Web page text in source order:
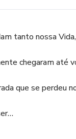
tanto nossa
chegaram até
que se perdeu